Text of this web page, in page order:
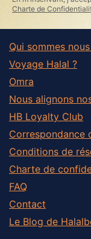
field
Charte de
Qui sommes
Voyage Halal ?
Omra
Nous alignons
HB Loyalty Club
Correspondance
Conditions de
Charte de
FAQ
Contact
Le Blog de